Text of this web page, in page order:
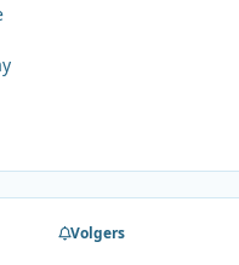
Volgers